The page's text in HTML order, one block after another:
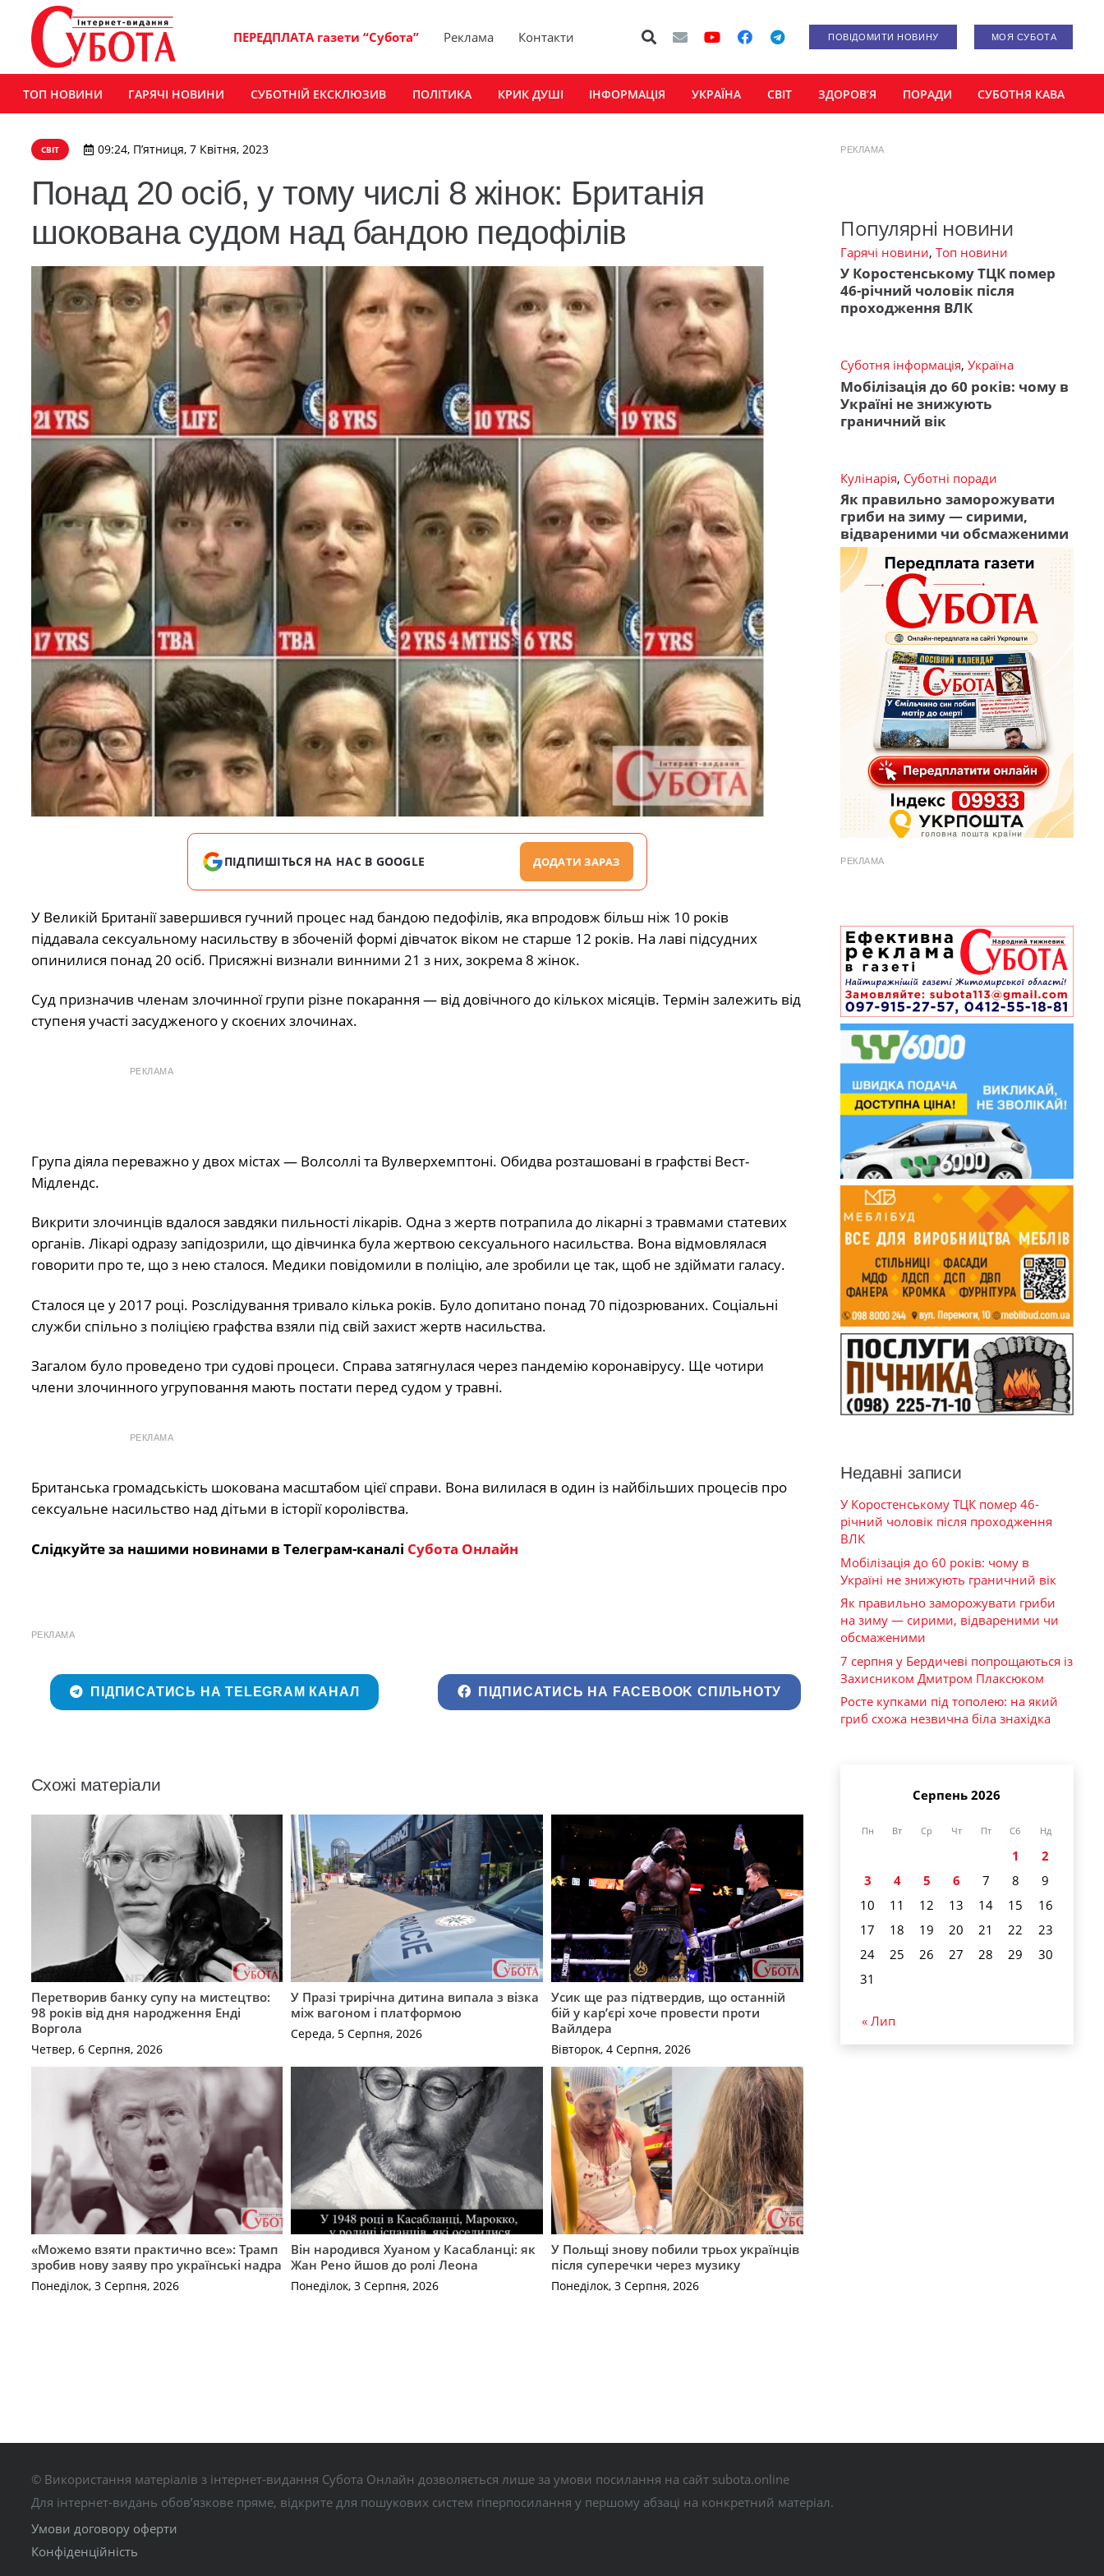
ПЕРЕДПЛАТА газети “Субота” Реклама Контакти ПОВІДОМИТИ НОВИНУ МОЯ СУБОТА
ТОП НОВИНИ ГАРЯЧІ НОВИНИ СУБОТНІЙ ЕКСКЛЮЗИВ ПОЛІТИКА КРИК ДУШІ ІНФОРМАЦІЯ УКРАЇНА СВІТ ЗДОРОВ’Я ПОРАДИ СУБОТНЯ КАВА
СВІТ 09:24, П’ятниця, 7 Квітня, 2023
Понад 20 осіб, у тому числі 8 жінок: Британія
шокована судом над бандою педофілів
ПІДПИШІТЬСЯ НА НАС В GOOGLE ДОДАТИ ЗАРАЗ
У Великій Британії завершився гучний процес над бандою педофілів, яка впродовж більш ніж 10 років
піддавала сексуальному насильству в збоченій формі дівчаток віком не старше 12 років. На лаві підсудних
опинилися понад 20 осіб. Присяжні визнали винними 21 з них, зокрема 8 жінок.
Суд призначив членам злочинної групи різне покарання — від довічного до кількох місяців. Термін залежить від
ступеня участі засудженого у скоєних злочинах.
РЕКЛАМА
Група діяла переважно у двох містах — Волсоллі та Вулверхемптоні. Обидва розташовані в графстві Вест-
Мідлендс.
Викрити злочинців вдалося завдяки пильності лікарів. Одна з жертв потрапила до лікарні з травмами статевих
органів. Лікарі одразу запідозрили, що дівчинка була жертвою сексуального насильства. Вона відмовлялася
говорити про те, що з нею сталося. Медики повідомили в поліцію, але зробили це так, щоб не здіймати галасу.
Сталося це у 2017 році. Розслідування тривало кілька років. Було допитано понад 70 підозрюваних. Соціальні
служби спільно з поліцією графства взяли під свій захист жертв насильства.
Загалом було проведено три судові процеси. Справа затягнулася через пандемію коронавірусу. Ще чотири
члени злочинного угруповання мають постати перед судом у травні.
РЕКЛАМА
Британська громадськість шокована масштабом цієї справи. Вона вилилася в один із найбільших процесів про
сексуальне насильство над дітьми в історії королівства.
Слідкуйте за нашими новинами в Телеграм-каналі Субота Онлайн
РЕКЛАМА
ПІДПИСАТИСЬ НА TELEGRAM КАНАЛ ПІДПИСАТИСЬ НА FACEBOOK СПІЛЬНОТУ
Схожі матеріали
Перетворив банку супу на мистецтво:
98 років від дня народження Енді
Воргола
Четвер, 6 Серпня, 2026
У Празі трирічна дитина випала з візка
між вагоном і платформою
Середа, 5 Серпня, 2026
Усик ще раз підтвердив, що останній
бій у кар’єрі хоче провести проти
Вайлдера
Вівторок, 4 Серпня, 2026
«Можемо взяти практично все»: Трамп
зробив нову заяву про українські надра
Понеділок, 3 Серпня, 2026
Він народився Хуаном у Касабланці: як
Жан Рено йшов до ролі Леона
Понеділок, 3 Серпня, 2026
У Польщі знову побили трьох українців
після суперечки через музику
Понеділок, 3 Серпня, 2026
РЕКЛАМА
Популярні новини
Гарячі новини, Топ новини
У Коростенському ТЦК помер
46-річний чоловік після
проходження ВЛК
Суботня інформація, Україна
Мобілізація до 60 років: чому в
Україні не знижують
граничний вік
Кулінарія, Суботні поради
Як правильно заморожувати
гриби на зиму — сирими,
відвареними чи обсмаженими
РЕКЛАМА
Недавні записи
У Коростенському ТЦК помер 46-
річний чоловік після проходження
ВЛК
Мобілізація до 60 років: чому в
Україні не знижують граничний вік
Як правильно заморожувати гриби
на зиму — сирими, відвареними чи
обсмаженими
7 серпня у Бердичеві попрощаються із
Захисником Дмитром Плаксюком
Росте купками під тополею: на який
гриб схожа незвична біла знахідка
Серпень 2026
Пн Вт Ср Чт Пт Сб Нд
1
2
3
4 5 6 7 8
9
10
11 12 13 14 15
16
17
18 19 20 21 22
23
24
25 26 27 28 29
30
31
« Лип
© Використання матеріалів з інтернет-видання Субота Онлайн дозволяється лише за умови посилання на сайт subota.online
Для інтернет-видань обов’язкове пряме, відкрите для пошукових систем гіперпосилання у першому абзаці на конкретний матеріал.
Умови договору оферти
Конфіденційність